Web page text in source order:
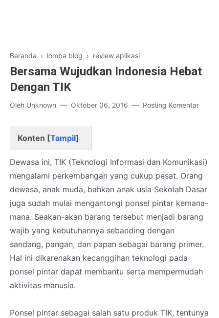
Beranda › lomba blog › review aplikasi
Bersama Wujudkan Indonesia Hebat
Dengan TIK
Oleh Unknown Oktober 06, 2016 Posting Komentar
Konten [Tampil]
Dewasa ini, TIK (Teknologi Informasi dan Komunikasi)
mengalami perkembangan yang cukup pesat. Orang
dewasa, anak muda, bahkan anak usia Sekolah Dasar
juga sudah mulai mengantongi ponsel pintar kemana-
mana. Seakan-akan barang tersebut menjadi barang
wajib yang kebutuhannya sebanding dengan
sandang, pangan, dan papan sebagai barang primer.
Hal ini dikarenakan kecanggihan teknologi pada
ponsel pintar dapat membantu serta mempermudah
aktivitas manusia.
Ponsel pintar sebagai salah satu produk TIK, tentunya